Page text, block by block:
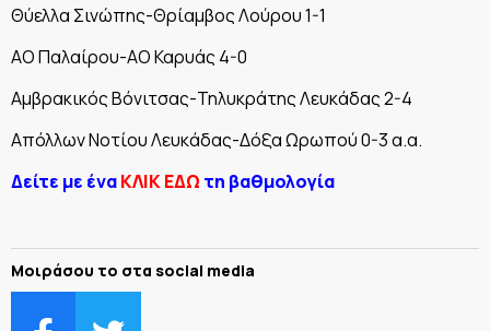
Θύελλα Σινώπης-Θρίαμβος Λούρου 1-1
ΑΟ Παλαίρου-ΑΟ Καρυάς 4-0
Αμβρακικός Βόνιτσας-Τηλυκράτης Λευκάδας 2-4
Απόλλων Νοτίου Λευκάδας-Δόξα Ωρωπού 0-3 α.α.
Δείτε με έναΚΛΙΚ ΕΔΩ τη βαθμολογία
Μοιράσου το στα social media